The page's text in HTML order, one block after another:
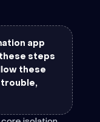
app
steps
these
trouble,